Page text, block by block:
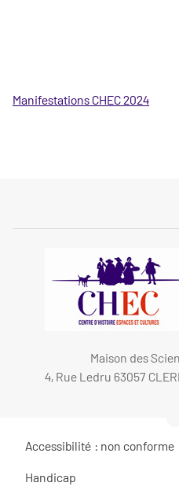
Manifestations CHEC 2024
Maison des
4, Rue Ledru 63057
Accessibilité : non conforme
Handicap